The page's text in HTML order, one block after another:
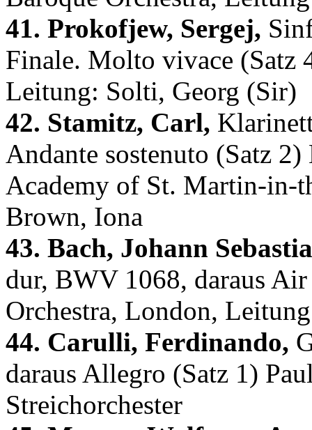
41. Prokofjew, Sergej,
Finale. Molto vivace (Satz
Leitung: Solti, Georg (Sir)
42. Stamitz, Carl,
Andante sostenuto (Satz
Academy of St. Martin-in-
Brown, Iona
43. Bach, Johann
dur, BWV 1068, daraus
Orchestra, London,
44. Carulli, Ferdinando,
daraus Allegro (Satz 1)
Streichorchester